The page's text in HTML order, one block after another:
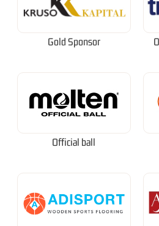
Gold Sponsor
Official ball